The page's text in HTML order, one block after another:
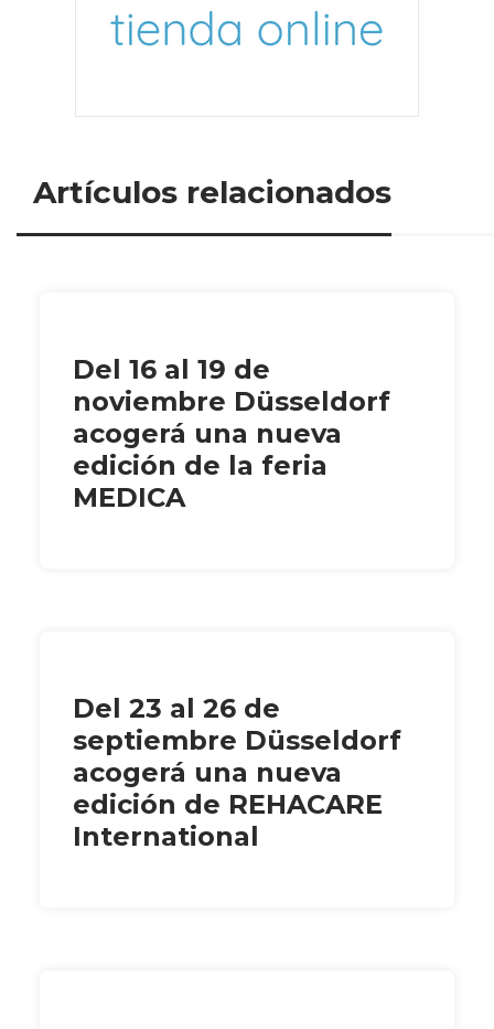
Artículos relacionados
Del 16 al 19 de
noviembre Düsseldorf
acogerá una nueva
edición de la feria
MEDICA
Del 23 al 26 de
septiembre Düsseldorf
acogerá una nueva
edición de REHACARE
International